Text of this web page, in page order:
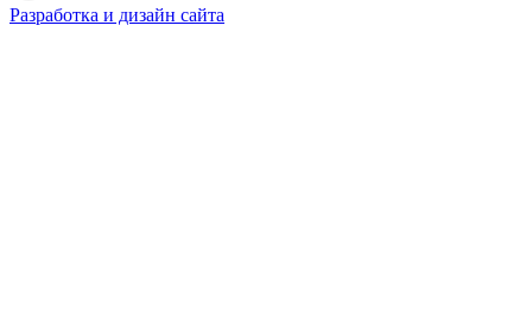
Разработка и дизайн сайта